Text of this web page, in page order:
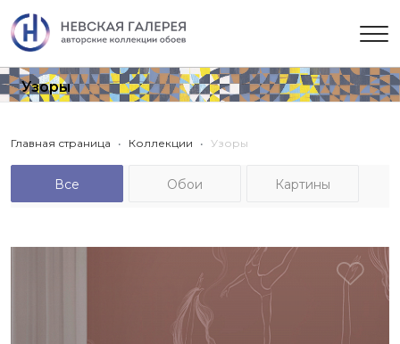
Узоры
Главная страница Коллекции Узоры
Все Обои Картины